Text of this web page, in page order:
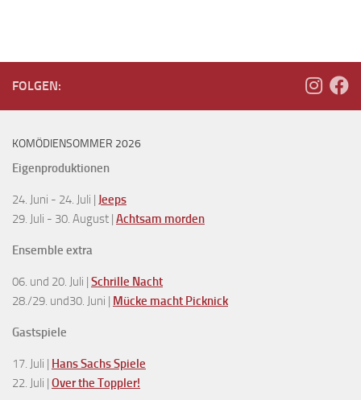
FOLGEN:
KOMÖDIENSOMMER 2026
Eigenproduktionen
24. Juni - 24. Juli | Jeeps
29. Juli - 30. August | Achtsam morden
Ensemble extra
06. und 20. Juli | Schrille Nacht
28./29. und30. Juni | Mücke macht Picknick
Gastspiele
17. Juli | Hans Sachs Spiele
22. Juli | Over the Toppler!